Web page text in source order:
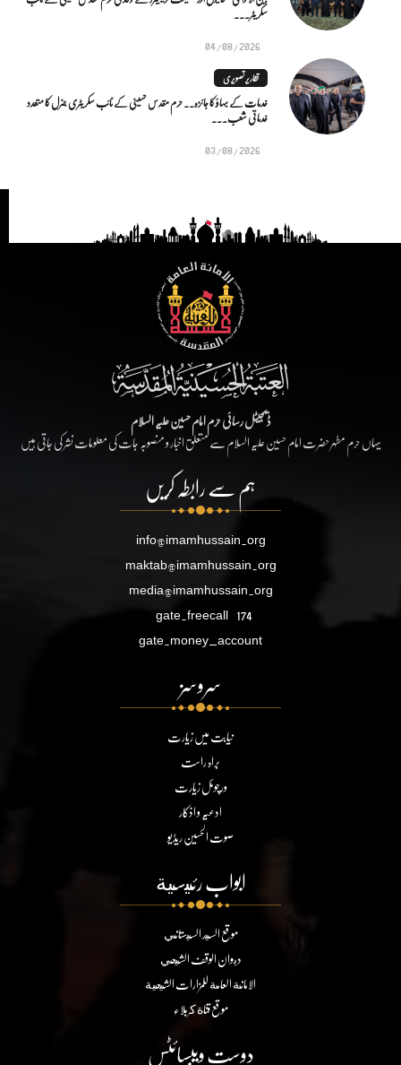
سکریٹر...
04/08/2026
تقاریر تصویری
خدمات کے بہاؤ کا جائزہ.. حرم مقدس حسینی کے نائب سکریٹری جنرل کا متعدد
خدماتی شعب...
03/08/2026
ڈیجیٹل رسائی حرم امام حسین علیہ السلام
یہاں حرم مطہر حضرت امام حسین علیہ السلام سے متعلق اخبار و منصوبہ جات کی معلومات نشر کی جاتی ہیں
ہم سے رابطہ کریں
info@imamhussain.org
maktab@imamhussain.org
media@imamhussain.org
gate.freecall 174
gate.money_account
سروسز
نیابت میں زیارت
براہ راست
ورچوئل زیارت
ادعیہ و اذکار
صوت الحسین ریڈیو
ابواب رئيسية
موقع السيد السيستاني
ديوان الوقف الشيعي
الامانة العامة للمزارات الشيعية
موقع قناة كربلاء
دوست ویبسائٹس